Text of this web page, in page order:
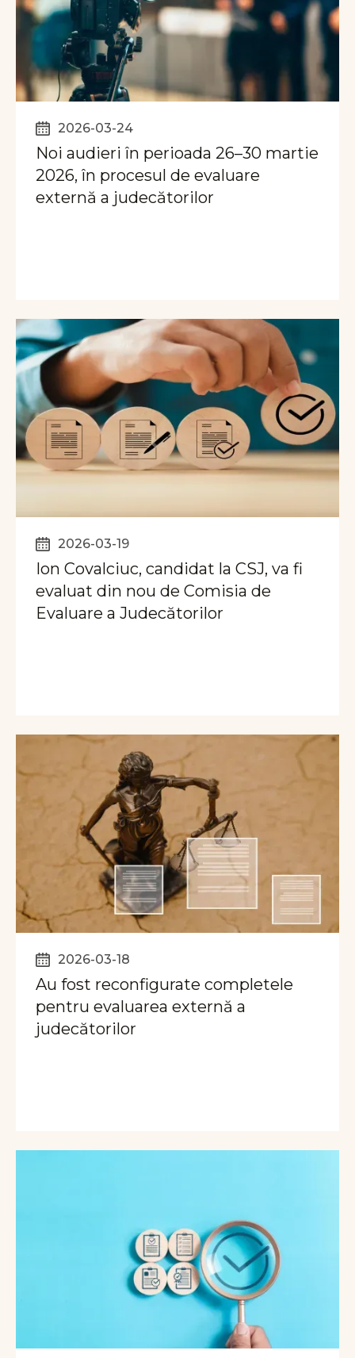
2026-03-24
Noi audieri în perioada 26–30 martie
2026, în procesul de evaluare
externă a judecătorilor
2026-03-19
Ion Covalciuc, candidat la CSJ, va fi
evaluat din nou de Comisia de
Evaluare a Judecătorilor
2026-03-18
Au fost reconfigurate completele
pentru evaluarea externă a
judecătorilor